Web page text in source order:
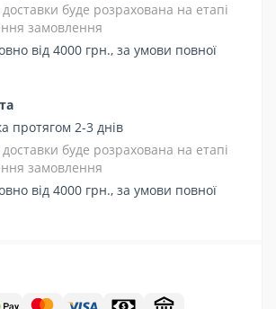
доставки буде розрахована на етапі
замовлення
від 4000 грн., за умови повної
протягом 2-3 днів
доставки буде розрахована на етапі
замовлення
від 4000 грн., за умови повної